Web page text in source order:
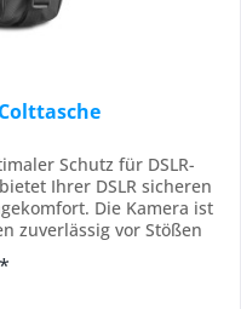
Schutz für DSLR-
Ihrer DSLR sicheren
Die Kamera ist
zuverlässig vor Stößen
mit Nikon Z30,